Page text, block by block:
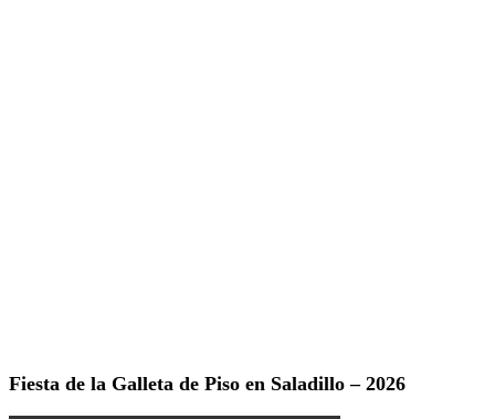
Fiesta de la Galleta de Piso en Saladillo – 2026